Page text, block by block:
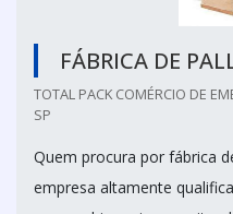
FÁBRICA DE
TOTAL PACK COMÉRCIO DE
SP
Quem procura por fábrica
empresa altamente